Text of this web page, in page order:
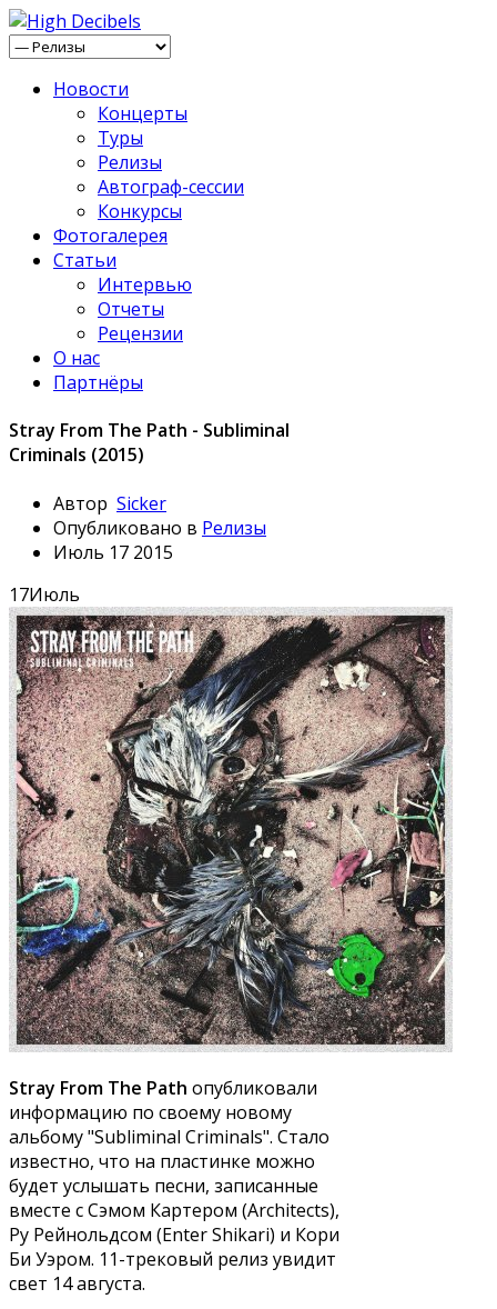
Новости
Концерты
Туры
Релизы
Автограф-сессии
Конкурсы
Фотогалерея
Статьи
Интервью
Отчеты
Рецензии
О нас
Партнёры
Stray From The Path - Subliminal
Criminals (2015)
Автор Sicker
Опубликовано в Релизы
Июль 17 2015
17Июль
Stray From The Path опубликовали
информацию по своему новому
альбому "Subliminal Criminals". Стало
известно, что на пластинке можно
будет услышать песни, записанные
вместе с Сэмом Картером (Architects),
Ру Рейнольдсом (Enter Shikari) и Кори
Би Уэром. 11-трековый релиз увидит
свет 14 августа.